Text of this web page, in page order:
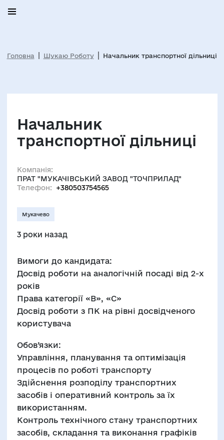
Головна Шукаю Роботу Начальник транспортної дільниці
Начальник
транспортної дільниці
Компанія:
ПРАТ "МУКАЧІВСЬКИЙ ЗАВОД "ТОЧПРИЛАД"
Телефон:
+380503754565
Мукачево
3 роки назад
Вимоги до кандидата:
Досвід роботи на аналогічній посаді від 2-х
років
Права категорії «В», «С»
Досвід роботи з ПК на рівні досвідченого
користувача
Обов’язки:
Управління, планування та оптимізація
процесів по роботі транспорту
Здійснення розподілу транспортних
засобів і оперативний контроль за їх
використанням.
Контроль технічного стану транспортних
засобів, складання та виконання графіків